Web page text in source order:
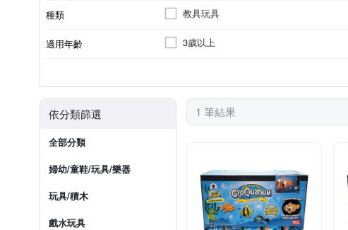
種類 教具玩具
適用年齡 3歲以上
依分類篩選
全部分類
婦幼/童鞋/玩具/樂器
玩具/積木
戲水玩具
1 筆結果